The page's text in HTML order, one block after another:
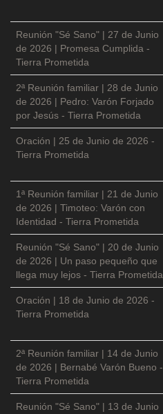
Reunión "Sé Sano" | 27 de Junio
de 2026 | Promesa Cumplida -
Tierra Prometida
2ª Reunión familiar | 28 de Junio
de 2026 | Pedro: Varón Forjado
por Jesús - Tierra Prometida
Oración | 25 de Junio de 2026 -
Tierra Prometida
1ª Reunión familiar | 21 de Junio
de 2026 | Timoteo: Varón con
Identidad - Tierra Prometida
Reunión "Sé Sano" | 20 de Junio
de 2026 | Un paso pequeño que
llega muy lejos - Tierra Prometida
Oración | 18 de Junio de 2026 -
Tierra Prometida
2ª Reunión familiar | 14 de Junio
de 2026 | Bernabé Varón Bueno -
Tierra Prometida
Reunión "Sé Sano" | 13 de Junio